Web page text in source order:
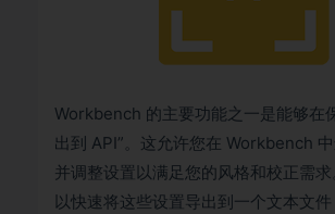
Workbench 的主要功能之一是能够在
出到 API”。这允许您在 Workbench
并调整设置以满足您的风格和校正需
以快速将这些设置导出到一个文本文